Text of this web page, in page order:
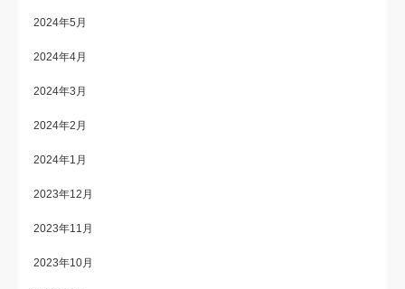
2024年5月
2024年4月
2024年3月
2024年2月
2024年1月
2023年12月
2023年11月
2023年10月